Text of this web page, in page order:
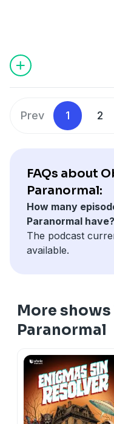
Hosted by
for
and use of personal
Prev 1 2
FAQs about
Paranormal:
How many
Paranormal have?
The podcast
available.
More
Paranormal